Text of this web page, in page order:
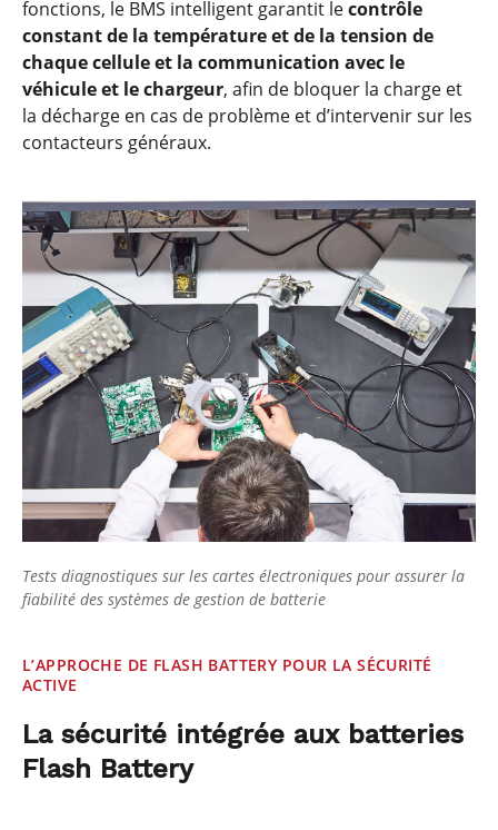
fonctions, le BMS intelligent garantit lecontrôle
constant de la température et de la tension de
chaque cellule et la communication avec le
véhicule et le chargeur, afin de bloquer la charge et
la décharge en cas de problème et d’intervenir sur les
contacteurs généraux.
Tests diagnostiques sur les cartes électroniques pour assurer la
fiabilité des systèmes de gestion de batterie
L’APPROCHE DE FLASH BATTERY POUR LA SÉCURITÉ
ACTIVE
La sécurité intégrée aux batteries
Flash Battery